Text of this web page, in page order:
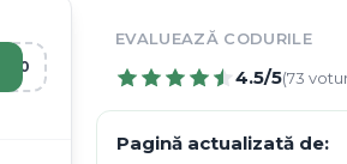
O10
EVALUEAZĂ CODURILE
4.5/5(73
Pagină actualizată de: